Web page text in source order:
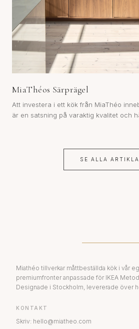
MiaThéos Särprägel
Att investera i ett kök från MiaThéo
är en satsning på varaktig kvalitet och
SE ALLA
Miathéo tillverkar måttbeställda kök i vår
premiumfronter anpassade för IKEA
Designade i Stockholm, levererade över
KONTAKT
Skriv: hello@miatheo.com